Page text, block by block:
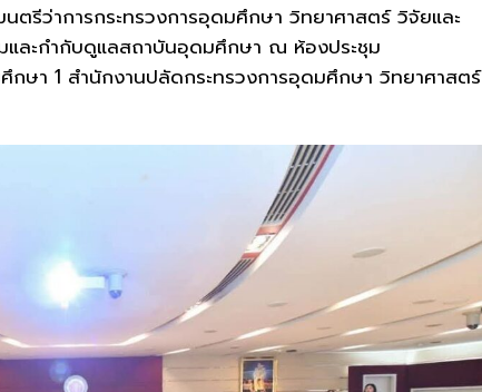
รีว่าการกระทรวงการอุดมศึกษา วิทยาศาสตร์ วิจัยและ
และกำกับดูแลสถาบันอุดมศึกษา ณ ห้องประชุม
ษา 1 สำนักงานปลัดกระทรวงการอุดมศึกษา วิทยาศาสตร์